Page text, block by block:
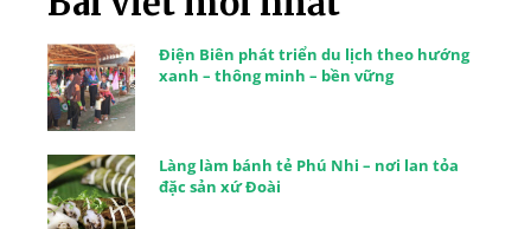
Điện Biên phát triển du lịch theo hướng
xanh – thông minh – bền vững
Làng làm bánh tẻ Phú Nhi – nơi lan tỏa
đặc sản xứ Đoài